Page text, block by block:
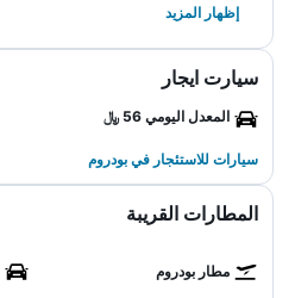
إظهار المزيد
سيارت ايجار
المعدل اليومي 56 ﷼
سيارات للاستئجار في بودروم
المطارات القريبة
مطار بودروم